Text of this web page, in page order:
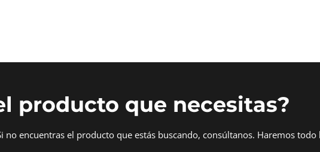
producto que necesitas?
no encuentras el producto que estás buscando, consúltanos. Haremos